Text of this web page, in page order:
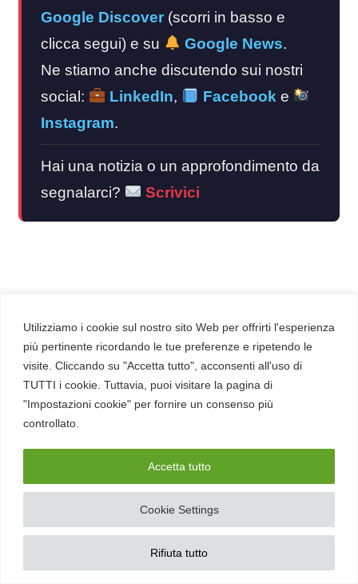
Utilizziamo i cookie sul nostro sito Web per offrirti l'esperienza
più pertinente ricordando le tue preferenze e ripetendo le
visite. Cliccando su "Accetta tutto", acconsenti all'uso di
TUTTI i cookie. Tuttavia, puoi visitare la pagina di
"Impostazioni cookie" per fornire un consenso più
controllato.
Cookie Settings
Rifiuta tutto
Accetta tutto
Google Discover (scorri in basso e
clicca segui) e su
Google News.
Ne stiamo anche discutendo sui nostri
social:
LinkedIn, Facebook e
Instagram.
Hai una notizia o un approfondimento da
segnalarci?
Scrivici
Fernando Curzi
Ingegnere informatico, pentester
certificato, cybersecurity analyst, web